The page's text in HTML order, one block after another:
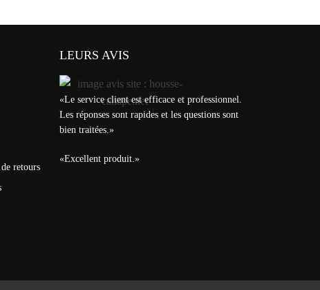
retours
LEURS AVIS
«Le service client est efficace et professionnel.
Les réponses sont rapides et les questions sont
bien traitées.»
«Excellent produit.»